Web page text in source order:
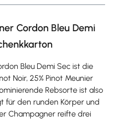
Cordon Bleu Demi
Bleu Demi Sec ist die
Noir, 25% Pinot Meunier
Rebsorte ist also
für den runden Körper und
Champagner reifte drei